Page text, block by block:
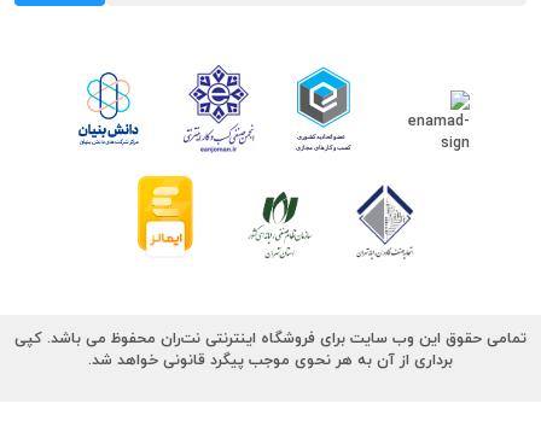
تمامی حقوق این وب سایت برای فروشگاه اینترنتی نت‌ران محفوظ می باشد. کپی
برداری از آن به هر نحوی موجب پیگرد قانونی خواهد شد.